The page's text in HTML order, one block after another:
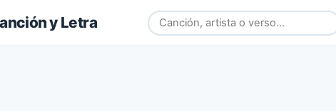
y Letra